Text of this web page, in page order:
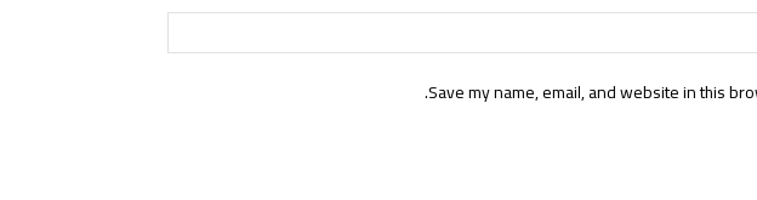
Save my name, email, and website in this